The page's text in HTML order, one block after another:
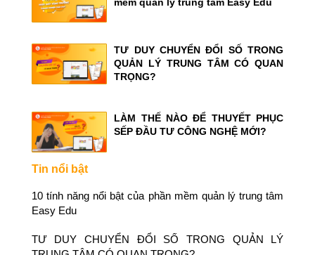
TƯ DUY CHUYỂN ĐỔI SỐ TRONG
QUẢN LÝ TRUNG TÂM CÓ QUAN
TRỌNG?
LÀM THẾ NÀO ĐỂ THUYẾT PHỤC
SẾP ĐẦU TƯ CÔNG NGHỆ MỚI?
Tin nổi bật
10 tính năng nổi bật của phần mềm quản lý trung tâm
Easy Edu
TƯ DUY CHUYỂN ĐỔI SỐ TRONG QUẢN LÝ